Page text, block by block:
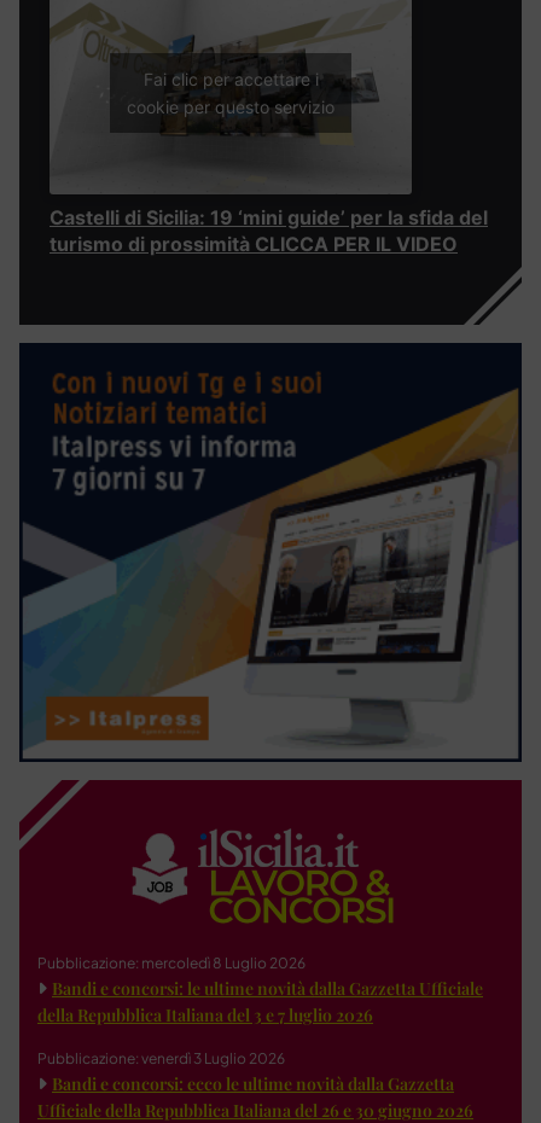
Fai clic per accettare i
cookie per questo servizio
Castelli di Sicilia: 19 ‘mini guide’ per la sfida del
turismo di prossimità CLICCA PER IL VIDEO
Pubblicazione: mercoledì 8 Luglio 2026
Bandi e concorsi: le ultime novità dalla Gazzetta Ufficiale
della Repubblica Italiana del 3 e 7 luglio 2026
Pubblicazione: venerdì 3 Luglio 2026
Bandi e concorsi: ecco le ultime novità dalla Gazzetta
Ufficiale della Repubblica Italiana del 26 e 30 giugno 2026